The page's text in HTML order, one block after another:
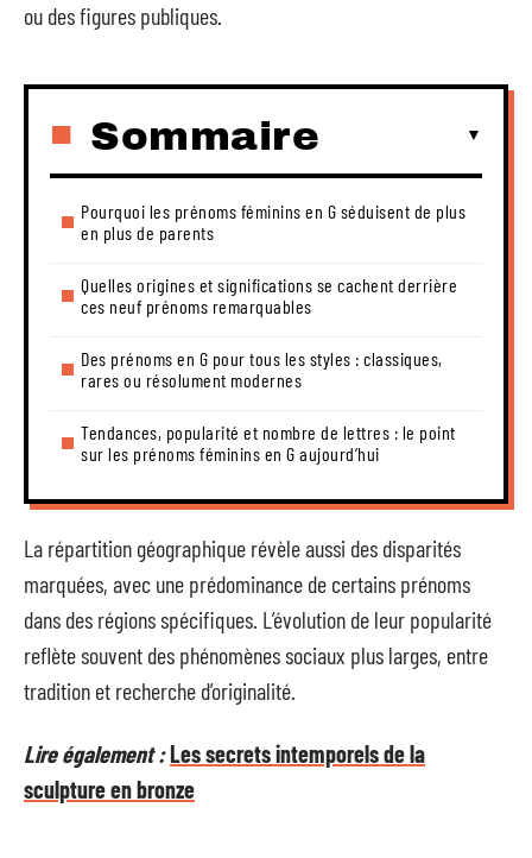
ou des figures publiques.
Sommaire
Pourquoi les prénoms féminins en G séduisent de plus
en plus de parents
Quelles origines et significations se cachent derrière
ces neuf prénoms remarquables
Des prénoms en G pour tous les styles : classiques,
rares ou résolument modernes
Tendances, popularité et nombre de lettres : le point
sur les prénoms féminins en G aujourd’hui
La répartition géographique révèle aussi des disparités
marquées, avec une prédominance de certains prénoms
dans des régions spécifiques. L’évolution de leur popularité
reflète souvent des phénomènes sociaux plus larges, entre
tradition et recherche d’originalité.
Lire également :Les secrets intemporels de la
sculpture en bronze